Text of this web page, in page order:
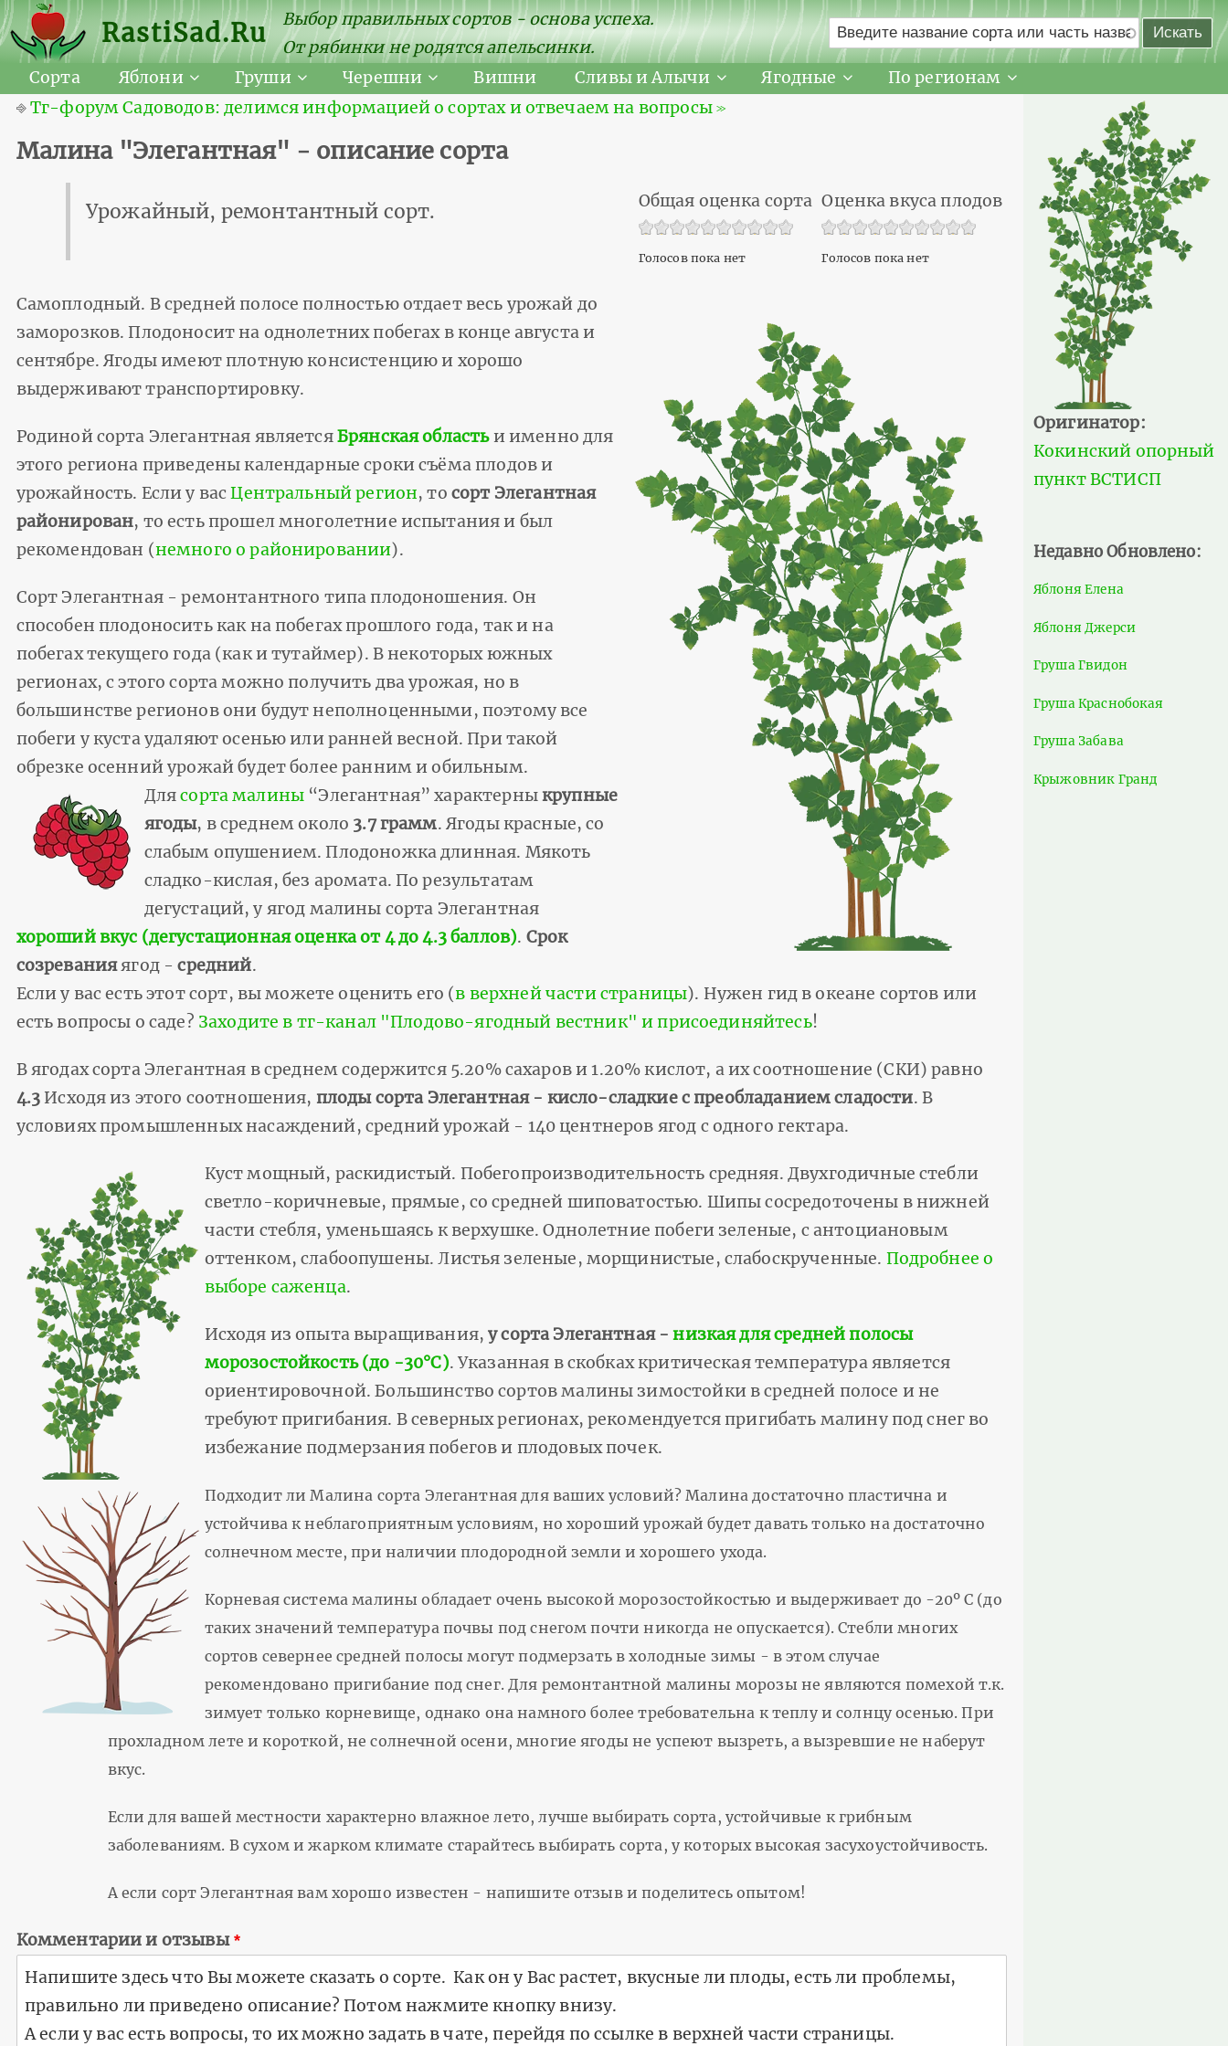
RastiSad.Ru
Выбор правильных сортов - основа успеха.
От рябинки не родятся апельсинки.
Сорта
Яблони Груши Черешни Вишни Сливы и Алычи Ягодные
По регионам
⎆Тг-форум Садоводов: делимся информацией о сортах и отвечаем на вопросы ≫
Малина "Элегантная" - описание сорта
Оценка вкуса плодов
Голосов пока нет
Общая оценка сорта
Голосов пока нет
Урожайный, ремонтантный сорт.
Самоплодный. В средней полосе полностью отдает весь урожай до
заморозков. Плодоносит на однолетних побегах в конце августа и
сентябре. Ягоды имеют плотную консистенцию и хорошо
выдерживают транспортировку.
Родиной сорта Элегантная являетсяБрянская областьи именно для
этого региона приведены календарные сроки съёма плодов и
урожайность. Если у васЦентральный регион, то сорт Элегантная
районирован, то есть прошел многолетние испытания и был
рекомендован (немного о районировании).
Сорт Элегантная - ремонтантного типа плодоношения. Он
способен плодоносить как на побегах прошлого года, так и на
побегах текущего года (как и тутаймер). В некоторых южных
регионах, с этого сорта можно получить два урожая, но в
большинстве регионов они будут неполноценными, поэтому все
побеги у куста удаляют осенью или ранней весной. При такой
обрезке осенний урожай будет более ранним и обильным.
Длясорта малины “Элегантная” характерныкрупные
ягоды, в среднем около 3.7 грамм. Ягоды красные, со
слабым опушением. Плодоножка длинная. Мякоть
сладко-кислая, без аромата. По результатам
дегустаций, у ягод малины сорта Элегантная
хороший вкус (дегустационная оценка от 4 до 4.3 баллов). Срок
созреванияягод -средний.
Если у вас есть этот сорт, вы можете оценить его (в верхней части страницы). Нужен гид в океане сортов или
есть вопросы о саде? Заходите в тг-канал "Плодово-ягодный вестник" и присоединяйтесь!
В ягодах сорта Элегантная в среднем содержится 5.20% сахаров и 1.20% кислот, а их соотношение (СКИ) равно
4.3 Исходя из этого соотношения, плоды сорта Элегантная - кисло-сладкие с преобладанием сладости. В
условиях промышленных насаждений, средний урожай - 140 центнеров ягод с одного гектара.
Куст мощный, раскидистый. Побегопроизводительность средняя. Двухгодичные стебли
светло-коричневые, прямые, со средней шиповатостью. Шипы сосредоточены в нижней
части стебля, уменьшаясь к верхушке. Однолетние побеги зеленые, с антоциановым
оттенком, слабоопушены. Листья зеленые, морщинистые, слабоскрученные. Подробнее о
выборе саженца.
Исходя из опыта выращивания,у сорта Элегантная -низкая для средней полосы
морозостойкость (до -30°С). Указанная в скобках критическая температура является
ориентировочной. Большинство сортов малины зимостойки в средней полосе и не
требуют пригибания. В северных регионах, рекомендуется пригибать малину под снег во
избежание подмерзания побегов и плодовых почек.
Подходит ли Малина сорта Элегантная для ваших условий? Малина достаточно пластична и
устойчива к неблагоприятным условиям, но хороший урожай будет давать только на достаточно
солнечном месте, при наличии плодородной земли и хорошего ухода.
Корневая система малины обладает очень высокой морозостойкостью и выдерживает до -20º С (до
таких значений температура почвы под снегом почти никогда не опускается). Стебли многих
сортов севернее средней полосы могут подмерзать в холодные зимы - в этом случае
рекомендовано пригибание под снег. Для ремонтантной малины морозы не являются помехой т.к.
зимует только корневище, однако она намного более требовательна к теплу и солнцу осенью. При
прохладном лете и короткой, не солнечной осени, многие ягоды не успеют вызреть, а вызревшие не наберут
вкус.
Если для вашей местности характерно влажное лето, лучше выбирать сорта, устойчивые к грибным
заболеваниям. В сухом и жарком климате старайтесь выбирать сорта, у которых высокая засухоустойчивость.
А если сорт Элегантная вам хорошо известен - напишите отзыв и поделитесь опытом!
Комментарии и отзывы
Оригинатор:
Кокинский опорный
пункт ВСТИСП
Недавно Обновлено:
Яблоня Елена
Яблоня Джерси
Груша Гвидон
Груша Краснобокая
Груша Забава
Крыжовник Гранд